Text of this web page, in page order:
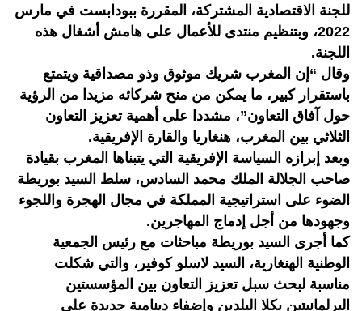
للجنة الاقتصادية المشتركة، المقررة ببودابست في مارس
2022، وبتنظيم منتدى للأعمال على هامش أشغال هذه
اللجنة.
وقال “إن المغرب شريك موثوق وذو مصداقية ويتمتع
باستقرار كبير، ما يمكن من منح شركائه مزيدا من الرؤية
حول آفاق التعاون”، مشددا على أهمية تعزيز التعاون
الثلاثي بين المغرب، هنغاريا والقارة الإفريقية.
وبعد إبرازه السياسة الإفريقية التي يتبناها المغرب بقيادة
صاحب الجلالة الملك محمد السادس، سلط السيد بوريطة
الضوء على استراتيجية المملكة في مجال الهجرة واللجوء
وجهودها من أجل إدماج المهاجرين.
كما أجرى السيد بوريطة مباحثات مع رئيس الجمعية
الوطنية الهنغارية، السيد لاسلو كوفير، والتي شكلت
مناسبة لبحث سبل تعزيز التعاون بين المؤسستين
البرلمانيتين بكلا البلدين وإضفاء دينامية جديدة على